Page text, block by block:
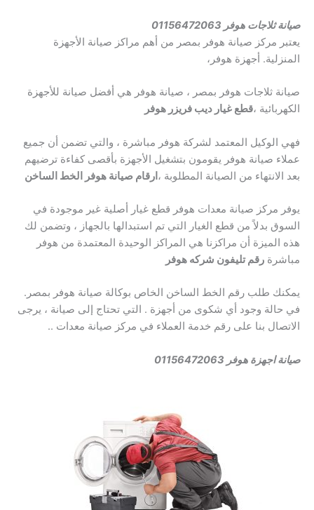
صيانة ثلاجات هوفر 01156472063
يعتبر مركز صيانة هوفر بمصر من أهم مراكز صيانة الأجهزة
المنزلية. أجهزة هوفر،
صيانة ثلاجات هوفر بمصر ، صيانة هوفر هي أفضل صيانة للأجهزة
الكهربائية ،قطع غيار ديب فريزر هوفر
فهي الوكيل المعتمد لشركة هوفر مباشرة ، والتي تضمن أن جميع
عملاء صيانة هوفر يقومون بتشغيل الأجهزة بأقصى كفاءة ترضيهم
بعد الانتهاء من الصيانة المطلوبة ، ارقام صيانة هوفر الخط الساخن
يوفر مركز صيانة معدات هوفر قطع غيار أصلية غير موجودة في
السوق بدلاً من قطع الغيار التي تم استبدالها بالجهاز ، وتضمن لك
هذه الميزة أن مراكزنا هي المراكز الوحيدة المعتمدة من هوفر
مباشرة رقم تليفون شركه هوفر
يمكنك طلب رقم الخط الساخن الخاص بوكالة صيانة هوفر بمصر.
في حالة وجود أي شكوى من أجهزة . التي تحتاج إلى صيانة ، يرجى
الاتصال بنا على رقم خدمة العملاء في مركز صيانة معدات ..
صيانة اجهزة هوفر 01156472063